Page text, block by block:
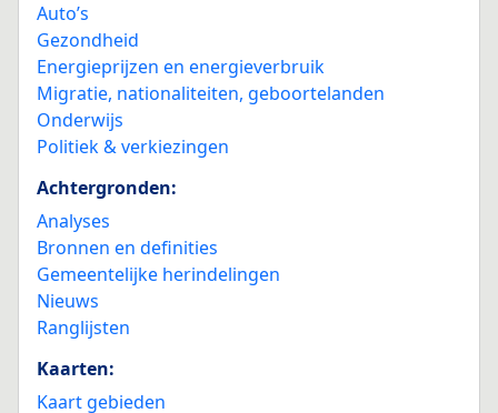
Auto’s
Gezondheid
Energieprijzen en energieverbruik
Migratie, nationaliteiten, geboortelanden
Onderwijs
Politiek & verkiezingen
Achtergronden:
Analyses
Bronnen en definities
Gemeentelijke herindelingen
Nieuws
Ranglijsten
Kaarten:
Kaart gebieden